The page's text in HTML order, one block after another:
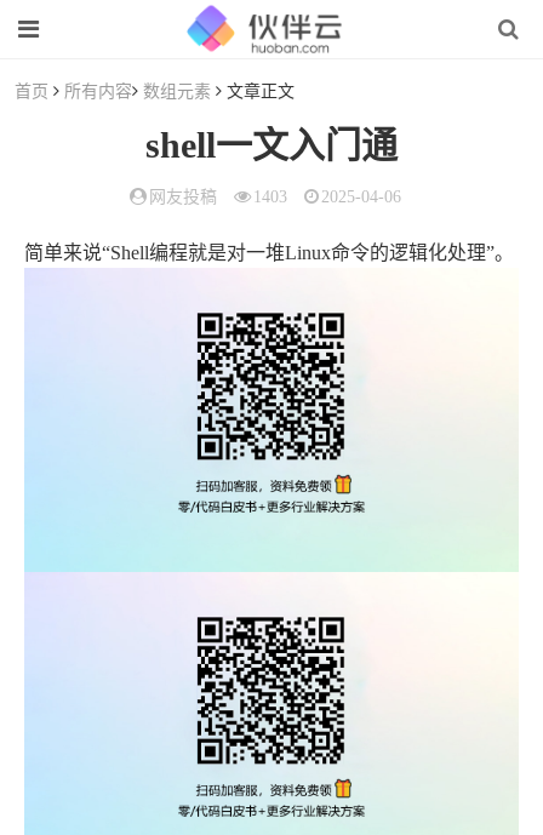
首页 所有内容 数组元素 文章正文
shell一文入门通
网友投稿 1403 2025-04-06
简单来说“Shell编程就是对一堆Linux命令的逻辑化处理”。